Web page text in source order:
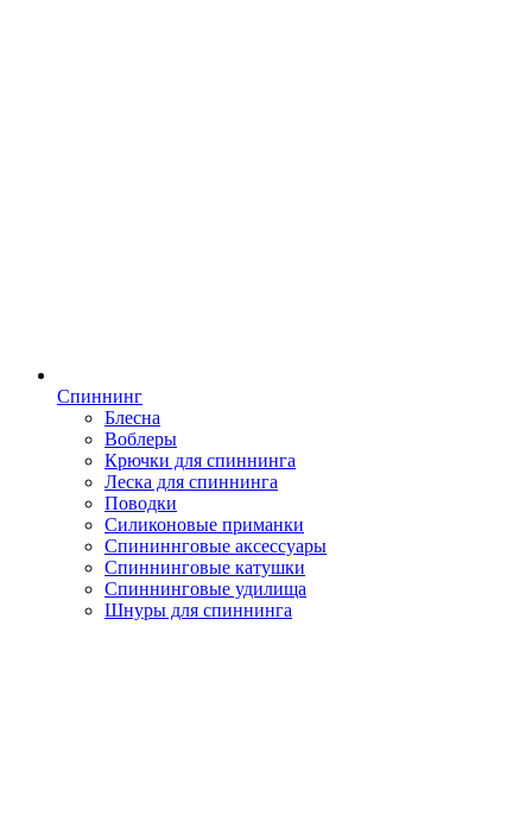
Спиннинг
Блесна
Воблеры
Крючки для спиннинга
Леска для спиннинга
Поводки
Силиконовые приманки
Спининнговые аксессуары
Спиннинговые катушки
Спиннинговые удилища
Шнуры для спиннинга